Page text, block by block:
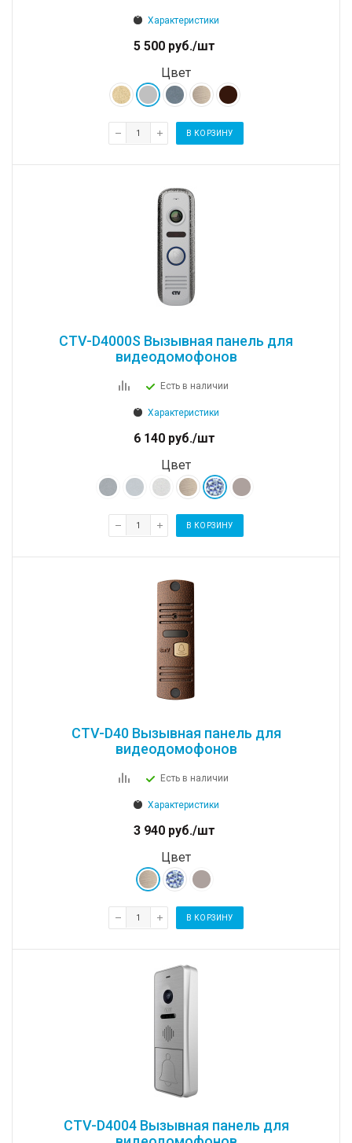
Характеристики
5 500 руб./шт
Цвет
В КОРЗИНУ
CTV-D4000S Вызывная панель для
видеодомофонов
Есть в наличии
Характеристики
6 140 руб./шт
Цвет
В КОРЗИНУ
CTV-D40 Вызывная панель для
видеодомофонов
Есть в наличии
Характеристики
3 940 руб./шт
Цвет
В КОРЗИНУ
CTV-D4004 Вызывная панель для